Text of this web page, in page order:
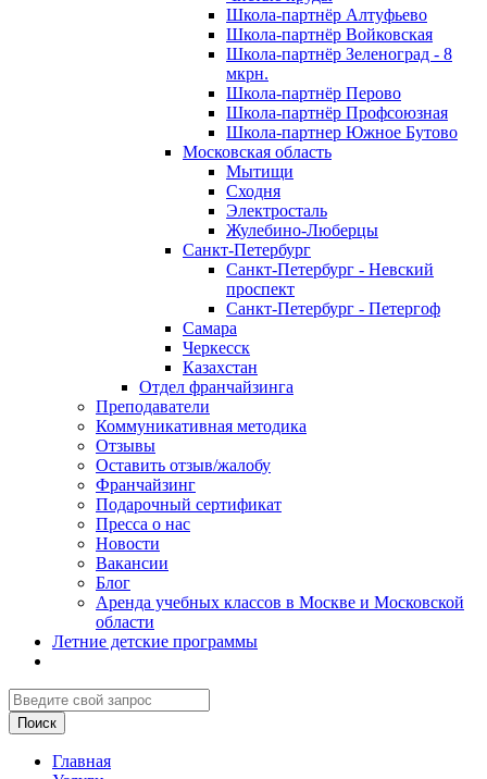
Школа-партнёр Алтуфьево
Школа-партнёр Войковская
Школа-партнёр Зеленоград - 8
мкрн.
Школа-партнёр Перово
Школа-партнёр Профсоюзная
Школа-партнер Южное Бутово
Московская область
Мытищи
Сходня
Электросталь
Жулебино-Люберцы
Санкт-Петербург
Санкт-Петербург - Невский
проспект
Санкт-Петербург - Петергоф
Самара
Черкесск
Казахстан
Отдел франчайзинга
Преподаватели
Коммуникативная методика
Отзывы
Оставить отзыв/жалобу
Франчайзинг
Подарочный сертификат
Пресса о нас
Новости
Вакансии
Блог
Аренда учебных классов в Москве и Московской
области
Летние детские программы
Главная